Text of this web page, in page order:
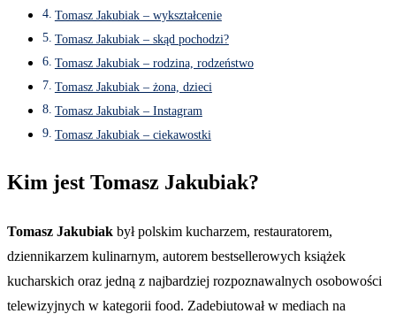
Tomasz Jakubiak – wykształcenie
Tomasz Jakubiak – skąd pochodzi?
Tomasz Jakubiak – rodzina, rodzeństwo
Tomasz Jakubiak – żona, dzieci
Tomasz Jakubiak – Instagram
Tomasz Jakubiak – ciekawostki
Kim jest Tomasz Jakubiak?
Tomasz Jakubiak był polskim kucharzem, restauratorem,
dziennikarzem kulinarnym, autorem bestsellerowych książek
kucharskich oraz jedną z najbardziej rozpoznawalnych osobowości
telewizyjnych w kategorii food. Zadebiutował w mediach na